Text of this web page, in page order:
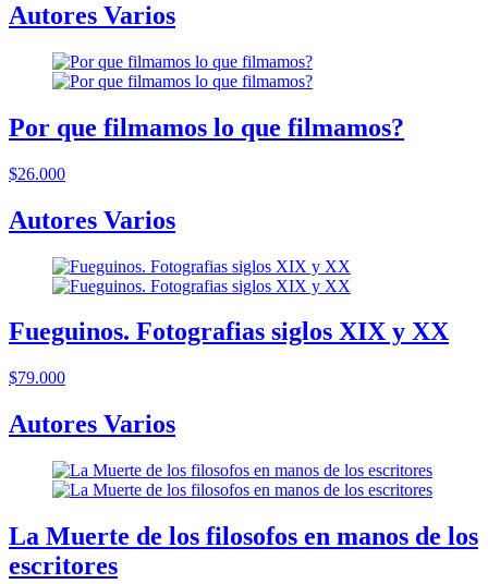
Autores Varios
Por que filmamos lo que filmamos?
$26.000
Autores Varios
Fueguinos. Fotografias siglos XIX y XX
$79.000
Autores Varios
La Muerte de los filosofos en manos de los
escritores